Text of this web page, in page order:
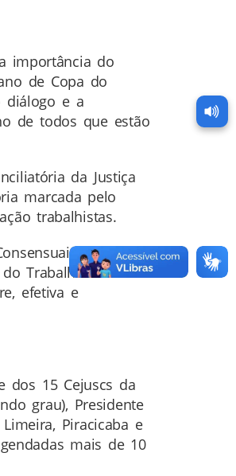
importância do
de Copa do
diálogo e a
de todos que estão
da Justiça
marcada pelo
trabalhistas.
de
Trabalho. “Ao
efetiva e
dos 15 Cejuscs da
grau), Presidente
Piracicaba e
mais de 10